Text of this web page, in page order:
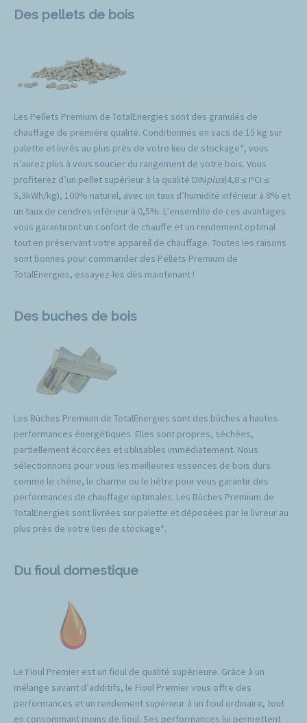
Des pellets de bois
Les Pellets Premium de TotalEnergies sont des granulés de
chauffage de première qualité. Conditionnés en sacs de 15 kg sur
palette et livrés au plus près de votre lieu de stockage*, vous
n’aurez plus à vous soucier du rangement de votre bois. Vous
profiterez d’un pellet supérieur à la qualité DINplus(4,8 ≤ PCI ≤
5,3kWh/kg), 100% naturel, avec un taux d’humidité inférieur à 8% et
un taux de cendres inférieur à 0,5%. L’ensemble de ces avantages
vous garantiront un confort de chauffe et un rendement optimal
tout en préservant votre appareil de chauffage. Toutes les raisons
sont bonnes pour commander des Pellets Premium de
TotalEnergies, essayez-les dès maintenant !
Des buches de bois
Les Bûches Premium de TotalEnergies sont des bûches à hautes
performances énergétiques. Elles sont propres, séchées,
partiellement écorcées et utilisables immédiatement. Nous
sélectionnons pour vous les meilleures essences de bois durs
comme le chêne, le charme ou le hêtre pour vous garantir des
performances de chauffage optimales. Les Bûches Premium de
TotalEnergies sont livrées sur palette et déposées par le livreur au
plus près de votre lieu de stockage*.
Du fioul domestique
Le Fioul Premier est un fioul de qualité supérieure. Grâce à un
mélange savant d’additifs, le Fioul Premier vous offre des
performances et un rendement supérieur à un fioul ordinaire, tout
en consommant moins de fioul. Ses performances lui permettent